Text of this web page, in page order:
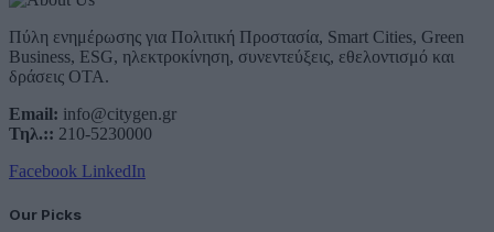
Πύλη ενημέρωσης για Πολιτική Προστασία, Smart Cities, Green
Business, ESG, ηλεκτροκίνηση, συνεντεύξεις, εθελοντισμό και
δράσεις ΟΤΑ.
Email: info@citygen.gr
Τηλ.:: 210-5230000
Facebook LinkedIn
Our Picks